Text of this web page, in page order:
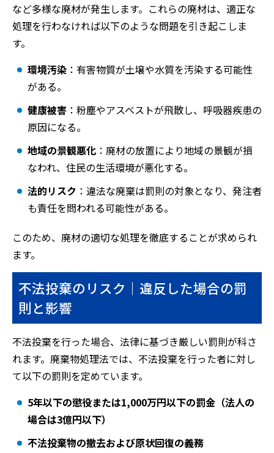
など多様な廃材が発生します。これらの廃材は、適正な
処理を行わなければ以下のような問題を引き起こしま
す。
環境汚染 ：有害物質が土壌や水質を汚染する可能性
がある。
健康被害 ：粉塵やアスベストが飛散し、呼吸器疾患の
原因になる。
地域の景観悪化 ：廃材の放置により地域の景観が損
なわれ、住民の生活環境が悪化する。
法的リスク ：違法な廃棄は罰則の対象となり、発注者
も責任を問われる可能性がある。
このため、廃材の適切な処理を徹底することが求められ
ます。
不法投棄のリスク｜違反した場合の罰
則と影響
不法投棄を行った場合、法律に基づき厳しい罰則が科さ
れます。廃棄物処理法では、不法投棄を行った者に対し
て以下の罰則を定めています。
5年以下の懲役または1,000万円以下の罰金（法人の
場合は3億円以下）
不法投棄物の撤去および原状回復の義務